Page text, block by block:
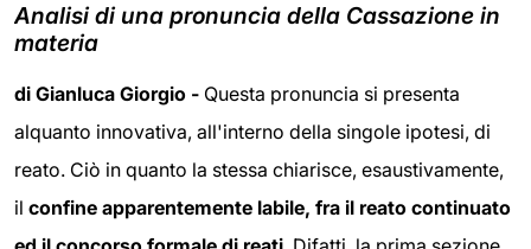
Analisi di una pronuncia della Cassazione in
materia
di Gianluca Giorgio - Questa pronuncia si presenta
alquanto innovativa, all'interno della singole ipotesi, di
reato. Ciò in quanto la stessa chiarisce, esaustivamente,
il confine apparentemente labile, fra il reato continuato